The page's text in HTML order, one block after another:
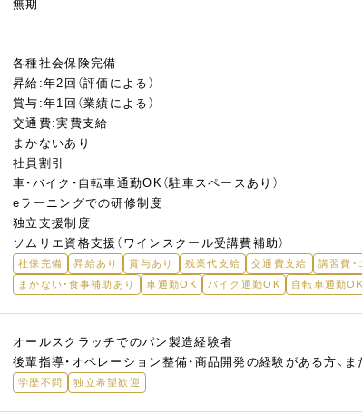
無期
各種社会保険完備
昇給:年2回（評価による）
賞与:年1回（業績による）
交通費:実費支給
まかないあり
社員割引
車・バイク・自転車通勤OK（駐車スペースあり）
eラーニングでの研修制度
独立支援制度
ソムリエ資格支援（ワインスクール受講費補助）
社保完備 昇給あり 賞与あり 残業代支給 交通費支給 講習費
まかない・食事補助あり
車通勤OK バイク通勤OK 自転車通勤OK
オールスクラッチでのパン製造経験者
後輩指導・オペレーション整備・商品開発の経験がある方、
学歴不問 独立希望歓迎